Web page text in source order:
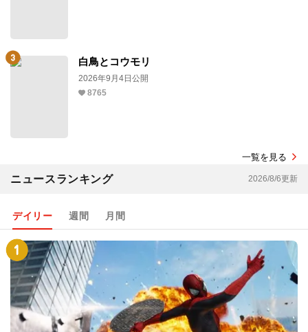
白鳥とコウモリ
2026年9月4日公開
8765
一覧を見る
ニュースランキング 2026/8/6更新
デイリー 週間 月間